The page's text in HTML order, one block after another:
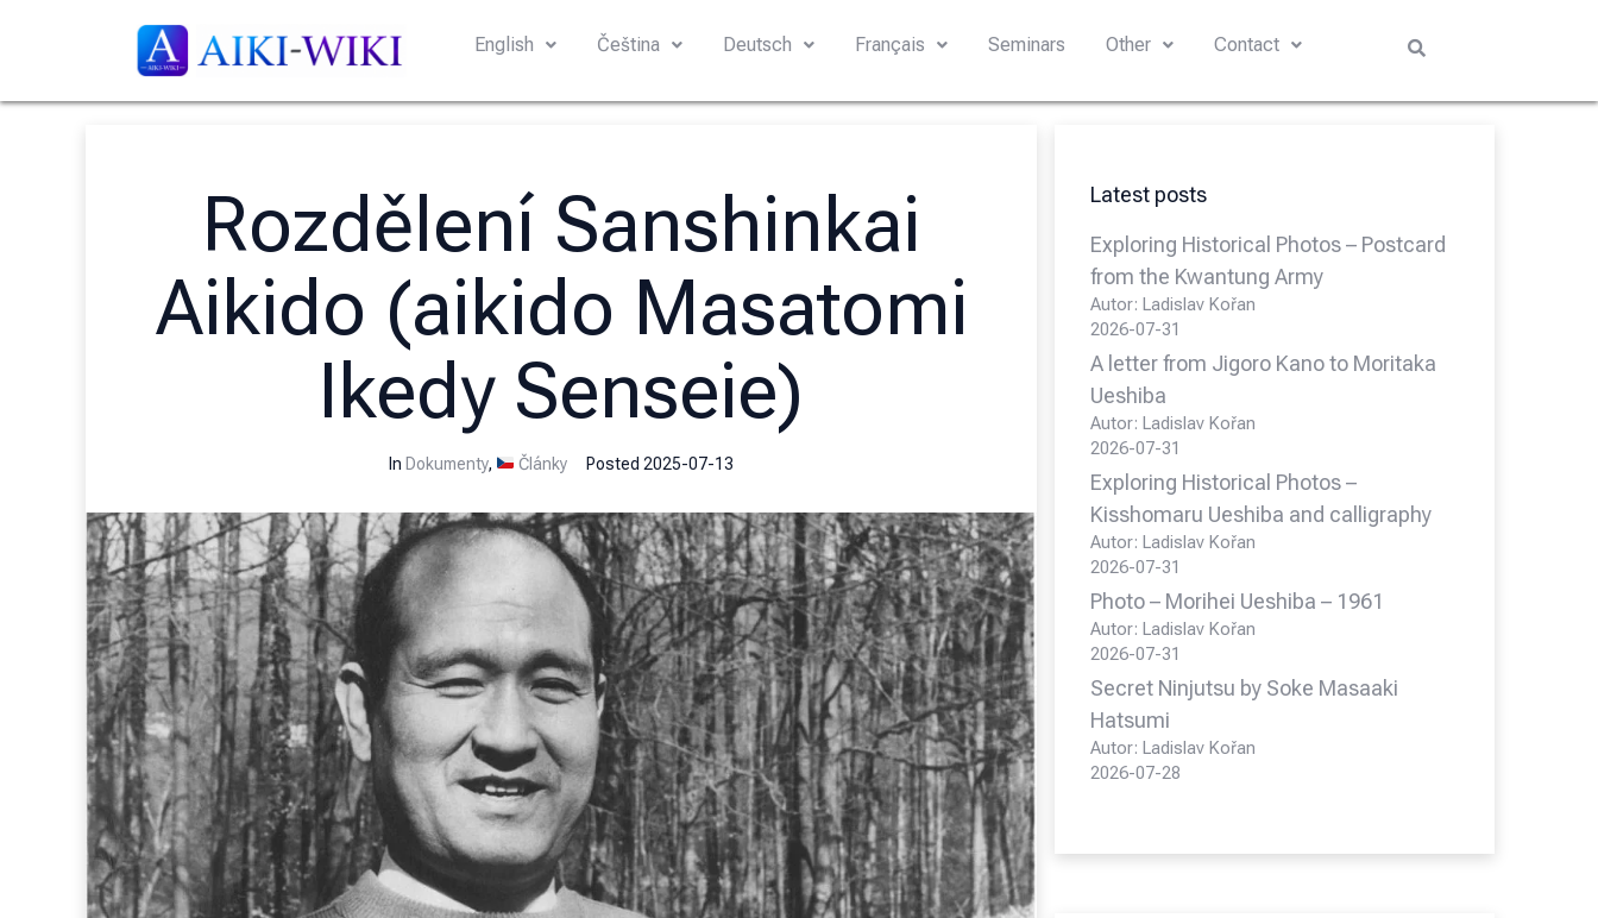
English Čeština Deutsch Français Seminars Other Contact
Rozdělení Sanshinkai
Aikido (aikido Masatomi
Ikedy Senseie)
In Dokumenty, Články Posted 2025-07-13
Latest posts
Exploring Historical Photos – Postcard
from the Kwantung Army
Autor: Ladislav Kořan
2026-07-31
A letter from Jigoro Kano to Moritaka
Ueshiba
Autor: Ladislav Kořan
2026-07-31
Exploring Historical Photos –
Kisshomaru Ueshiba and calligraphy
Autor: Ladislav Kořan
2026-07-31
Photo – Morihei Ueshiba – 1961
Autor: Ladislav Kořan
2026-07-31
Secret Ninjutsu by Soke Masaaki
Hatsumi
Autor: Ladislav Kořan
2026-07-28